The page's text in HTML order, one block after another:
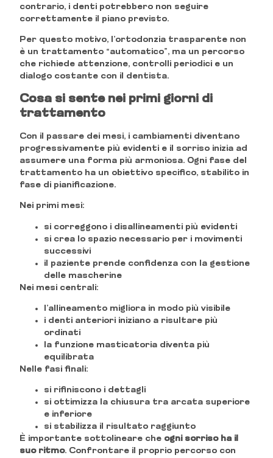
contrario, i denti potrebbero non seguire
correttamente il piano previsto.
Per questo motivo, l’ortodonzia trasparente non
è un trattamento “automatico”, ma un percorso
che richiede attenzione, controlli periodici e un
dialogo costante con il dentista.
Cosa si sente nei primi giorni di
trattamento
Con il passare dei mesi, i cambiamenti diventano
progressivamente più evidenti e il sorriso inizia ad
assumere una forma più armoniosa. Ogni fase del
trattamento ha un obiettivo specifico, stabilito in
fase di pianificazione.
Nei primi mesi:
si correggono i disallineamenti più evidenti
si crea lo spazio necessario per i movimenti
successivi
il paziente prende confidenza con la gestione
delle mascherine
Nei mesi centrali:
l’allineamento migliora in modo più visibile
i denti anteriori iniziano a risultare più
ordinati
la funzione masticatoria diventa più
equilibrata
Nelle fasi finali:
si rifiniscono i dettagli
si ottimizza la chiusura tra arcata superiore
e inferiore
si stabilizza il risultato raggiunto
È importante sottolineare che ogni sorriso ha il
suo ritmo. Confrontare il proprio percorso con